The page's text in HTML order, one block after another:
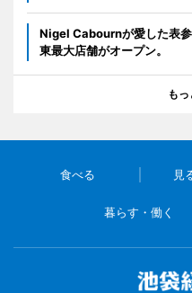
Nigel Cabournが愛した表参
東最大店舗がオープン。
も
食べる 見
暮らす・働く